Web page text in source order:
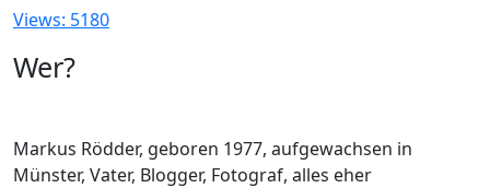
Views: 5180
Wer?
Markus Rödder, geboren 1977, aufgewachsen in
Münster, Vater, Blogger, Fotograf, alles eher